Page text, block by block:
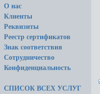
О нас
Клиенты
Реквизиты
Реестр сертификатов
Знак соответствия
Сотрудничество
Конфиденциальность
СПИСОК ВСЕХ УСЛУГ